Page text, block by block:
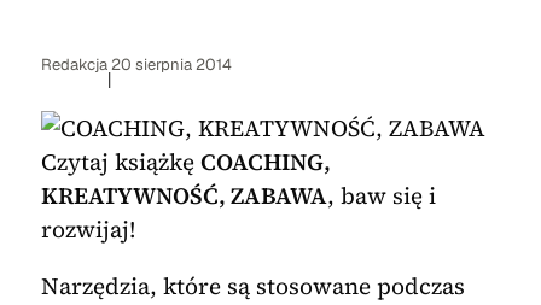
Redakcja20 sierpnia 2014
Czytaj książkęCOACHING,
KREATYWNOŚĆ, ZABAWA, baw się i
rozwijaj!
Narzędzia, które są stosowane podczas